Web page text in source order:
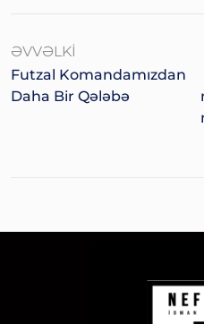
ƏVVƏLKI
Futzal Komandamızdan
Daha Bir Qələbə